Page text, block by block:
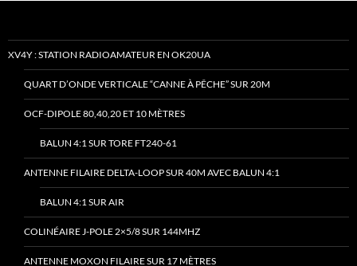
XV4Y : STATION RADIOAMATEUR EN OK20UA
QUART D’ONDE VERTICALE “CANNE À PÊCHE” SUR 20M
OCF-DIPOLE 80,40,20 ET 10 MÈTRES
BALUN 4:1 SUR TORE FT240-61
ANTENNE FILAIRE DELTA-LOOP SUR 40M AVEC BALUN 4:1
BALUN 4:1 SUR AIR
COLINÉAIRE J-POLE 2×5/8 SUR 144MHZ
ANTENNE MOXON FILAIRE SUR 17 MÈTRES